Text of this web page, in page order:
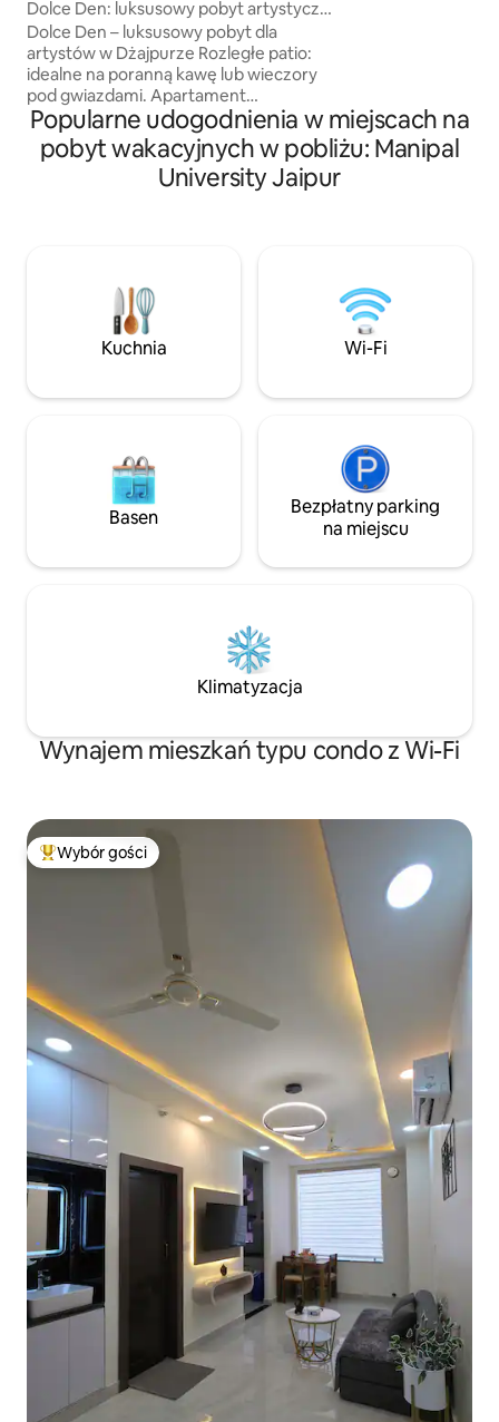
Dolce Den: luksusowy pobyt artystyczny
od Artive Stays
Dolce Den – luksusowy pobyt dla
artystów w Dżajpurze Rozległe patio:
idealne na poranną kawę lub wieczory
pod gwiazdami. Apartament
rozrywkowy: najnowocześniejszy
projektor i elegancki stół bilardowy
zapewniają najlepszą zabawę.
Luksusowe sypialnie: • Lunar Retreat:
smakoszy: elegancka przestrzeń do
kulinarnych kreacji i stylowego
delektowania się napojami Dolce Den
niezapomniane wrażenia.
dostawami
Popularne udogodnienia w miejscach na
pobyt wakacyjnych w pobliżu: Manipal
University Jaipur
Kuchnia Wi-Fi
Basen
Bezpłatny parking
na miejscu
Klimatyzacja
Wynajem mieszkań typu condo z Wi-Fi
Najpopularniejsze z kategorii Wybór gości
Wybór gości